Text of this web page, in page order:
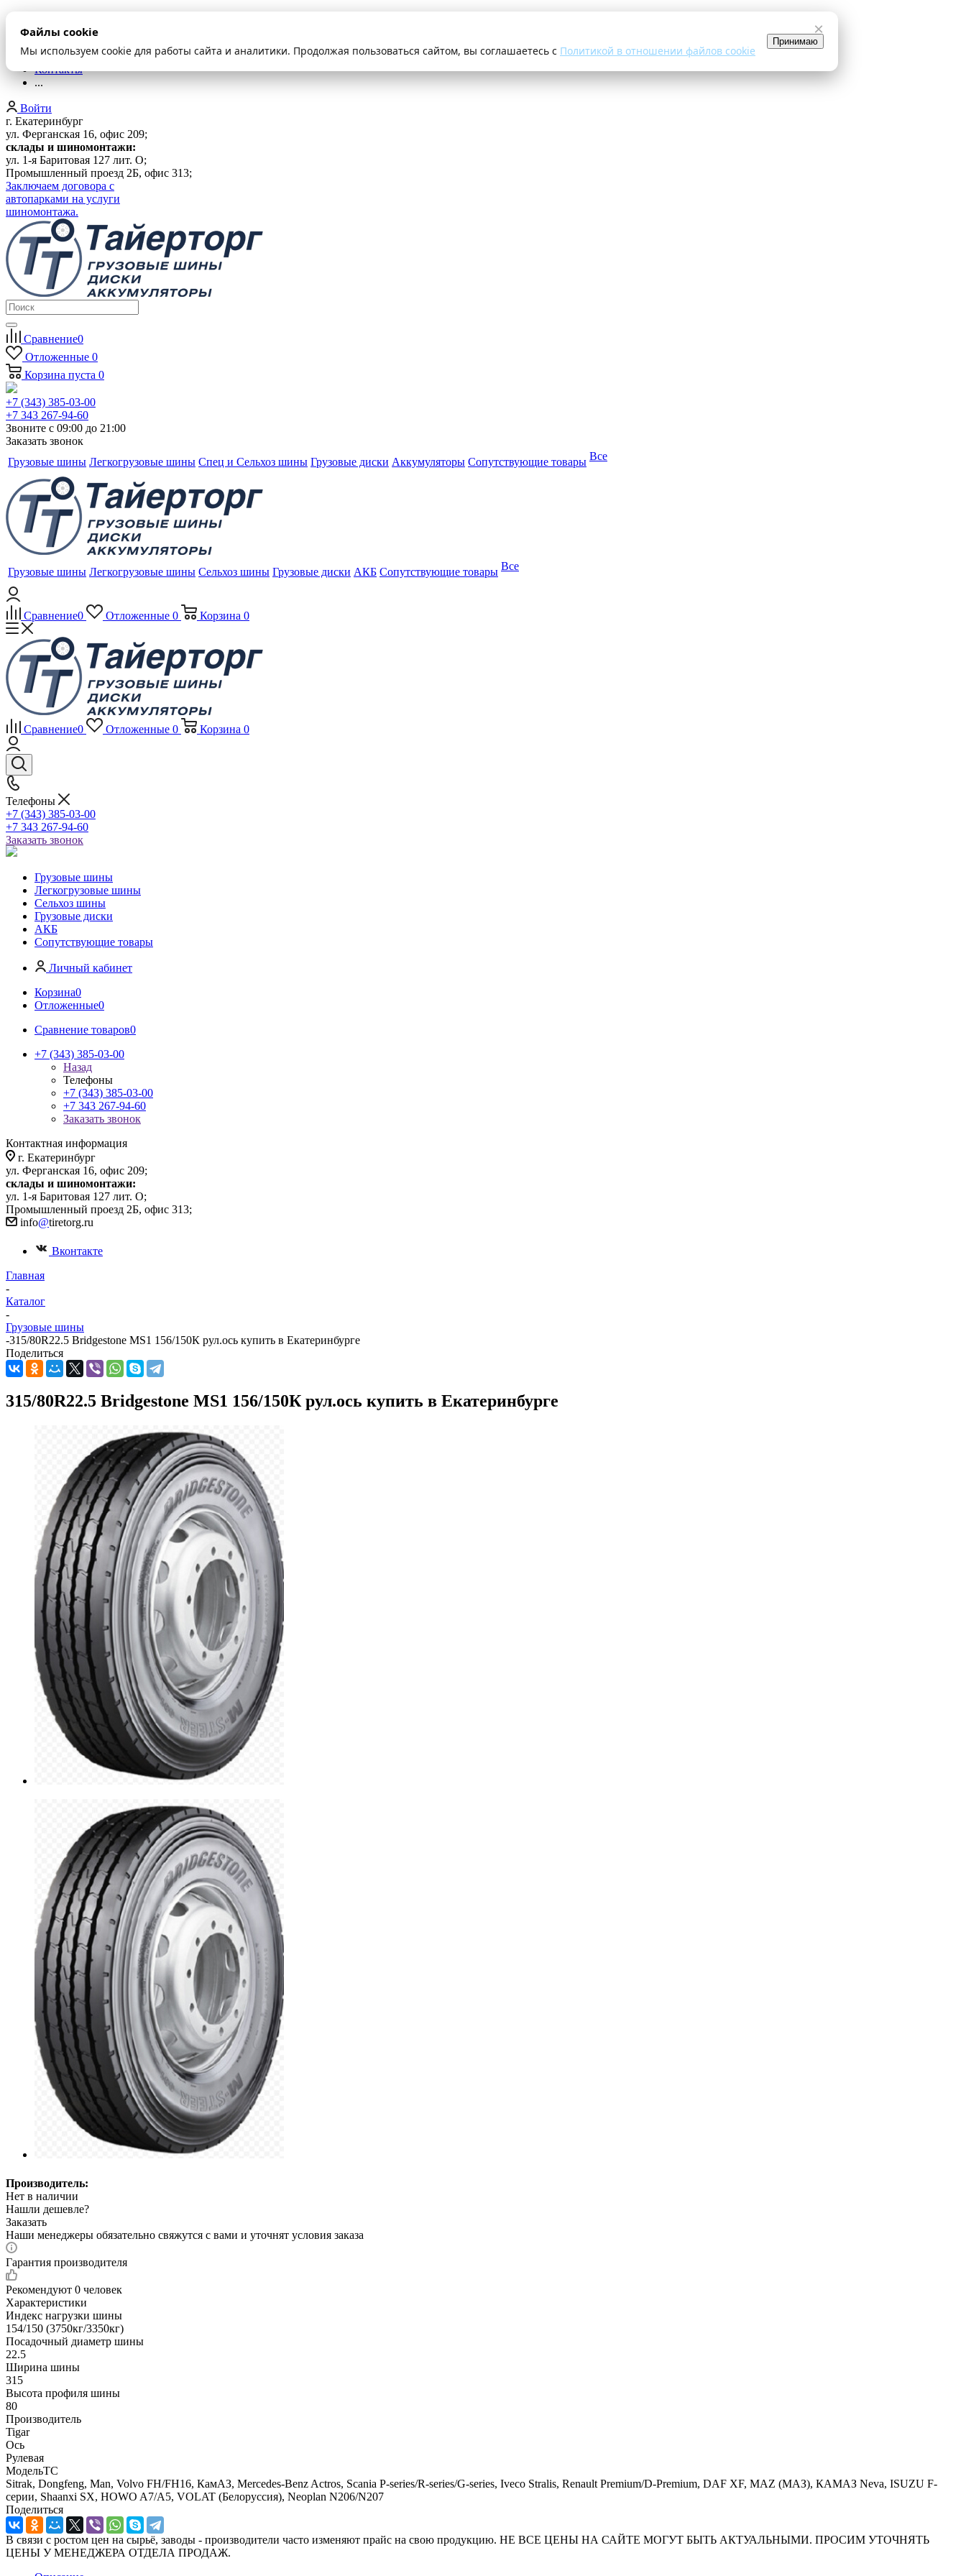
×
Файлы cookie
Мы используем cookie для работы сайта и аналитики. Продолжая пользоваться сайтом, вы соглашаетесь с Политикой в отношении файлов cookie
Принимаю
Оплата и доставка
Шиномонтаж
Контакты
...
Войти
г. Екатеринбург
ул. Ферганская 16, офис 209;
склады и шиномонтажи:
ул. 1-я Баритовая 127 лит. О;
Промышленный проезд 2Б, офис 313;
Заключаем договора с
автопарками на услуги
шиномонтажа.
Сравнение0
Отложенные 0
Корзина пуста 0
+7 (343) 385-03-00
+7 343 267-94-60
Звоните с 09:00 до 21:00
Заказать звонок
Грузовые шины Легкогрузовые шины Спец и Сельхоз шины Грузовые диски Аккумуляторы Сопутствующие товары Все
Грузовые шины Легкогрузовые шины Сельхоз шины Грузовые диски АКБ Сопутствующие товары Все
Сравнение0 Отложенные 0 Корзина 0
Сравнение0 Отложенные 0 Корзина 0
Телефоны
+7 (343) 385-03-00
+7 343 267-94-60
Заказать звонок
Грузовые шины
Легкогрузовые шины
Сельхоз шины
Грузовые диски
АКБ
Сопутствующие товары
Личный кабинет
Корзина0
Отложенные0
Сравнение товаров0
+7 (343) 385-03-00
Назад
Телефоны
+7 (343) 385-03-00
+7 343 267-94-60
Заказать звонок
Контактная информация
г. Екатеринбург
ул. Ферганская 16, офис 209;
склады и шиномонтажи:
ул. 1-я Баритовая 127 лит. О;
Промышленный проезд 2Б, офис 313;
info@tiretorg.ru
Вконтакте
Главная
-
Каталог
-
Грузовые шины
-315/80R22.5 Bridgestone MS1 156/150К рул.ось купить в Екатеринбурге
Поделиться
315/80R22.5 Bridgestone MS1 156/150К рул.ось купить в Екатеринбурге
Производитель:
Нет в наличии
Нашли дешевле?
Заказать
Наши менеджеры обязательно свяжутся с вами и уточнят условия заказа
Гарантия производителя
Рекомендуют 0 человек
Характеристики
Индекс нагрузки шины
154/150 (3750кг/3350кг)
Посадочный диаметр шины
22.5
Ширина шины
315
Высота профиля шины
80
Производитель
Tigar
Ось
Рулевая
МодельТС
Sitrak, Dongfeng, Man, Volvo FH/FH16, КамАЗ, Mercedes-Benz Actros, Scania P-series/R-series/G-series, Iveco Stralis, Renault Premium/D-Premium, DAF XF, MAZ (МАЗ), КАМАЗ Neva, ISUZU F-
серии, Shaanxi SX, HOWO A7/A5, VOLAT (Белоруссия), Neoplan N206/N207
Поделиться
В связи с ростом цен на сырьё, заводы - производители часто изменяют прайс на свою продукцию. НЕ ВСЕ ЦЕНЫ НА САЙТЕ МОГУТ БЫТЬ АКТУАЛЬНЫМИ. ПРОСИМ УТОЧНЯТЬ
ЦЕНЫ У МЕНЕДЖЕРА ОТДЕЛА ПРОДАЖ.